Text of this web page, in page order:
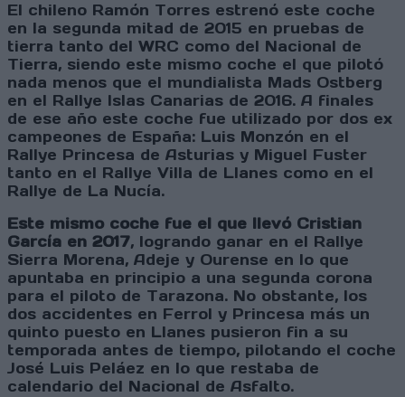
El chileno Ramón Torres estrenó este coche
en la segunda mitad de 2015 en pruebas de
tierra tanto del WRC como del Nacional de
Tierra, siendo este mismo coche el que pilotó
nada menos que el mundialista Mads Ostberg
en el Rallye Islas Canarias de 2016. A finales
de ese año este coche fue utilizado por dos ex
campeones de España: Luis Monzón en el
Rallye Princesa de Asturias y Miguel Fuster
tanto en el Rallye Villa de Llanes como en el
Rallye de La Nucía.
Este mismo coche fue el que llevó Cristian
García en 2017, logrando ganar en el Rallye
Sierra Morena, Adeje y Ourense en lo que
apuntaba en principio a una segunda corona
para el piloto de Tarazona. No obstante, los
dos accidentes en Ferrol y Princesa más un
quinto puesto en Llanes pusieron fin a su
temporada antes de tiempo, pilotando el coche
José Luis Peláez en lo que restaba de
calendario del Nacional de Asfalto.